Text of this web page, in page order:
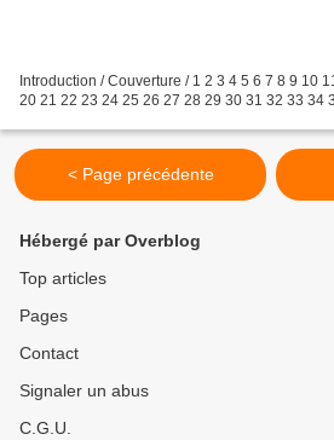
Introduction / Couverture / 1 2 3 4 5 6 7 8 9 10
20 21 22 23 24 25 26 27 28 29 30 31 32 33 34
< Page précédente
Hébergé par Overblog
Top articles
Pages
Contact
Signaler un abus
C.G.U.